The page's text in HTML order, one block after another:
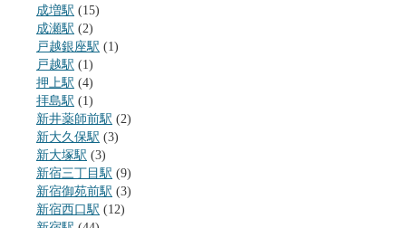
成増駅 (15)
成瀬駅 (2)
戸越銀座駅 (1)
戸越駅 (1)
押上駅 (4)
拝島駅 (1)
新井薬師前駅 (2)
新大久保駅 (3)
新大塚駅 (3)
新宿三丁目駅 (9)
新宿御苑前駅 (3)
新宿西口駅 (12)